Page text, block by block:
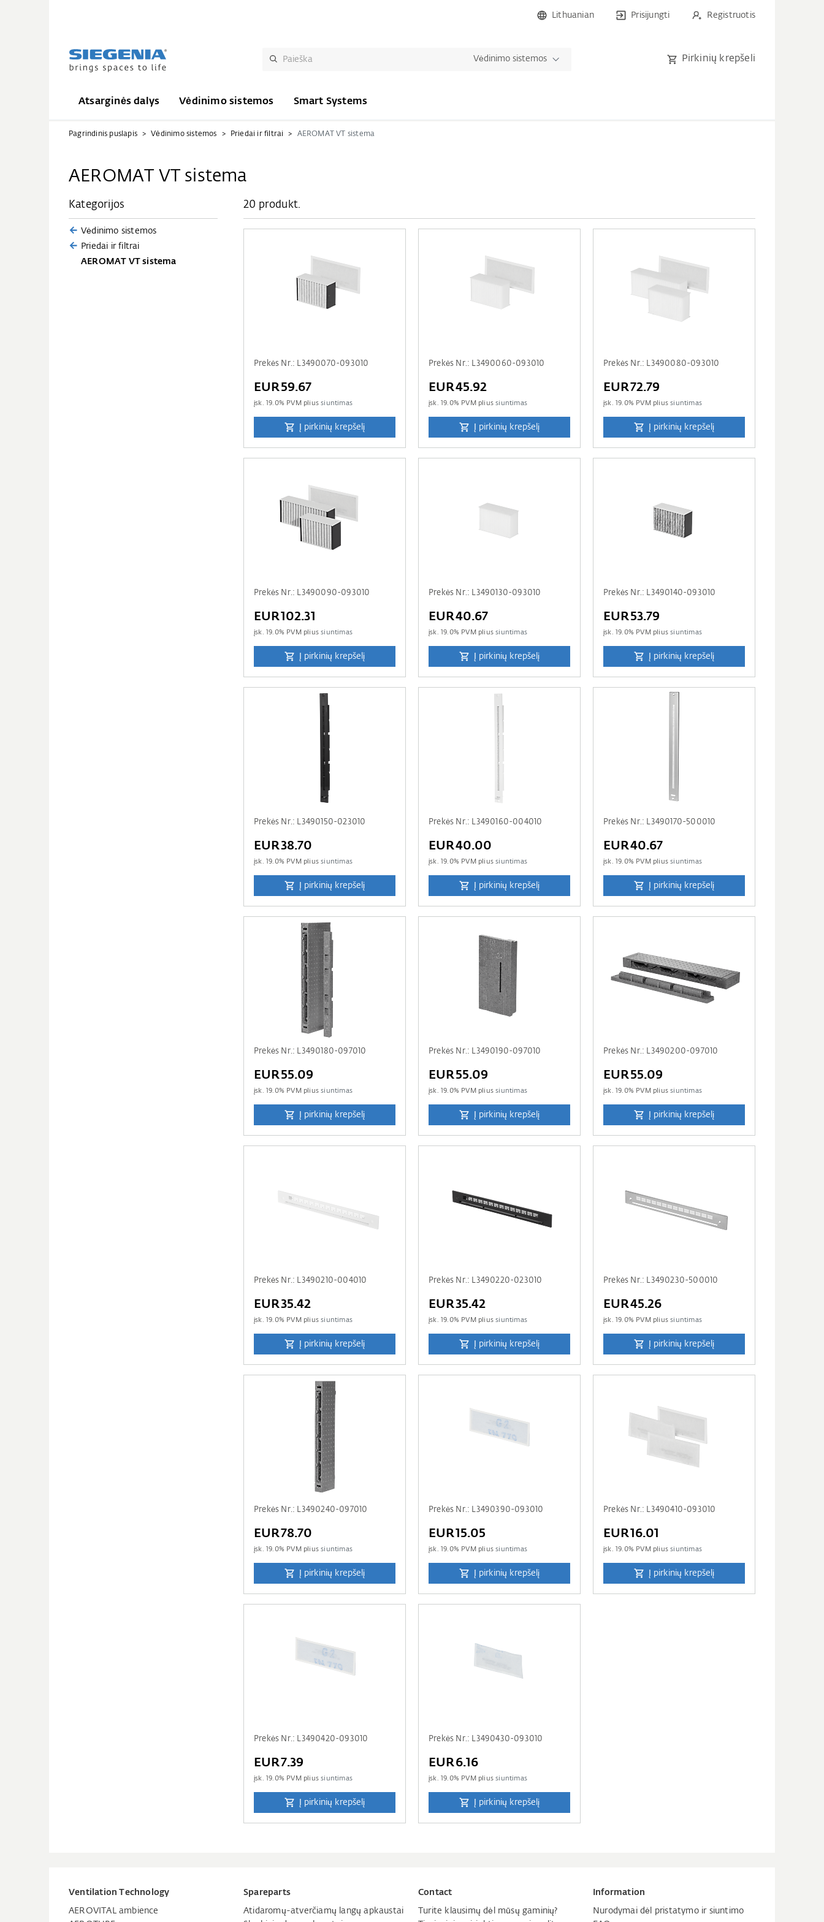
Lithuanian Prisijungti Registruotis
Vėdinimo sistemos Pirkinių krepšeli
Atsarginės dalys Vėdinimo sistemos Smart Systems
Pagrindinis puslapis Vėdinimo sistemos Priedai ir filtrai AEROMAT VT sistema
AEROMAT VT sistema
Kategorijos
Vėdinimo sistemos
Priedai ir filtrai
AEROMAT VT sistema
20 produkt.
Prekės Nr.: L3490070-093010
EUR59.67
įsk. 19.0% PVM pliussiuntimas
Į pirkinių krepšelį
Prekės Nr.: L3490060-093010
EUR45.92
įsk. 19.0% PVM pliussiuntimas
Į pirkinių krepšelį
Prekės Nr.: L3490080-093010
EUR72.79
įsk. 19.0% PVM pliussiuntimas
Į pirkinių krepšelį
Prekės Nr.: L3490090-093010
EUR102.31
įsk. 19.0% PVM pliussiuntimas
Į pirkinių krepšelį
Prekės Nr.: L3490130-093010
EUR40.67
įsk. 19.0% PVM pliussiuntimas
Į pirkinių krepšelį
Prekės Nr.: L3490140-093010
EUR53.79
įsk. 19.0% PVM pliussiuntimas
Į pirkinių krepšelį
Prekės Nr.: L3490150-023010
EUR38.70
įsk. 19.0% PVM pliussiuntimas
Į pirkinių krepšelį
Prekės Nr.: L3490160-004010
EUR40.00
įsk. 19.0% PVM pliussiuntimas
Į pirkinių krepšelį
Prekės Nr.: L3490170-500010
EUR40.67
įsk. 19.0% PVM pliussiuntimas
Į pirkinių krepšelį
Prekės Nr.: L3490180-097010
EUR55.09
įsk. 19.0% PVM pliussiuntimas
Į pirkinių krepšelį
Prekės Nr.: L3490190-097010
EUR55.09
įsk. 19.0% PVM pliussiuntimas
Į pirkinių krepšelį
Prekės Nr.: L3490200-097010
EUR55.09
įsk. 19.0% PVM pliussiuntimas
Į pirkinių krepšelį
Prekės Nr.: L3490210-004010
EUR35.42
įsk. 19.0% PVM pliussiuntimas
Į pirkinių krepšelį
Prekės Nr.: L3490220-023010
EUR35.42
įsk. 19.0% PVM pliussiuntimas
Į pirkinių krepšelį
Prekės Nr.: L3490230-500010
EUR45.26
įsk. 19.0% PVM pliussiuntimas
Į pirkinių krepšelį
Prekės Nr.: L3490240-097010
EUR78.70
įsk. 19.0% PVM pliussiuntimas
Į pirkinių krepšelį
Prekės Nr.: L3490390-093010
EUR15.05
įsk. 19.0% PVM pliussiuntimas
Į pirkinių krepšelį
Prekės Nr.: L3490410-093010
EUR16.01
įsk. 19.0% PVM pliussiuntimas
Į pirkinių krepšelį
Prekės Nr.: L3490420-093010
EUR7.39
įsk. 19.0% PVM pliussiuntimas
Į pirkinių krepšelį
Prekės Nr.: L3490430-093010
EUR6.16
įsk. 19.0% PVM pliussiuntimas
Į pirkinių krepšelį
Ventilation Technology
AEROVITAL ambience
Spareparts
Atidaromų-atverčiamų langų apkaustai
Contact
Turite klausimų dėl mūsų gaminių?
Information
Nurodymai dėl pristatymo ir siuntimo